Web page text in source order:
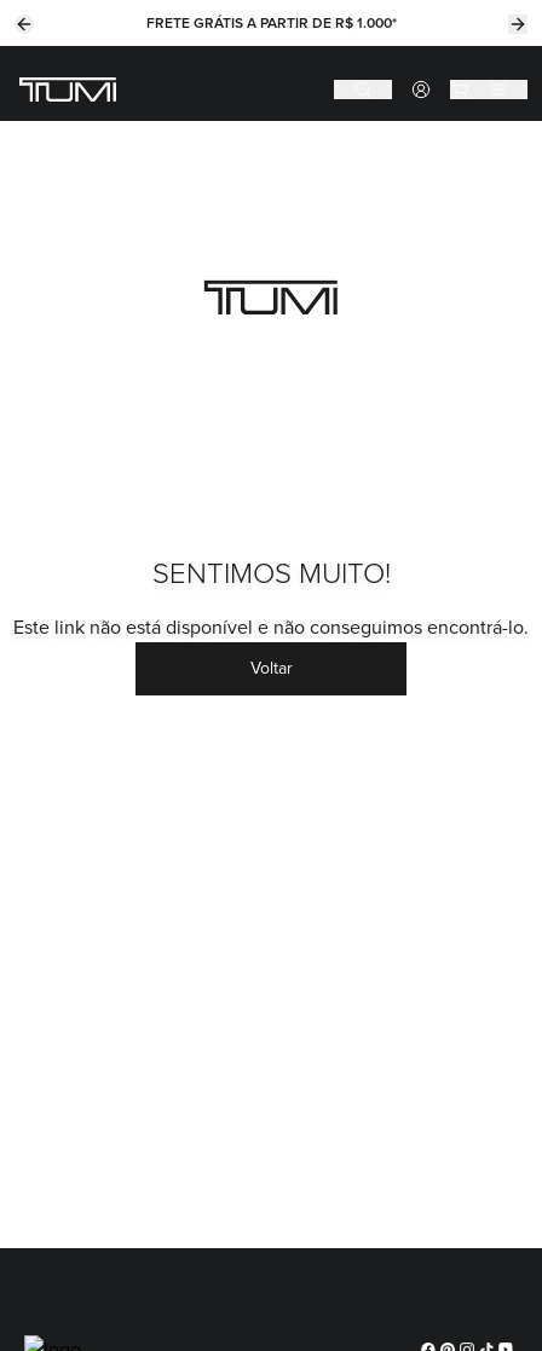
Previous slide FRETE GRÁTIS A PARTIR DE R$ 1.000*
SENTIMOS MUITO!
Este link não está disponível e não conseguimos encontrá-lo.
Voltar